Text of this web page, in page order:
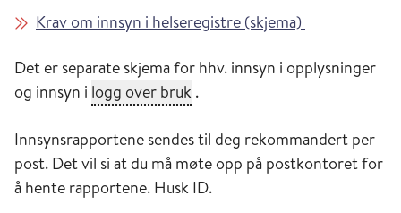
Krav om innsyn i helseregistre (skjema)
Det er separate skjema for hhv. innsyn i opplysninger
og innsyn i logg over bruk
Klikk for å lese en beskrivelse av
logg over bruk .
Innsynsrapportene sendes til deg rekommandert per
post. Det vil si at du må møte opp på postkontoret for
å hente rapportene. Husk ID.